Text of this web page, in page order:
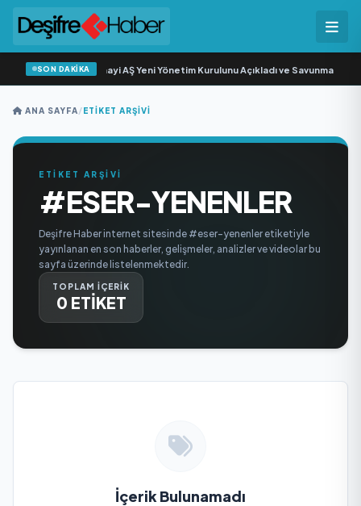
SON DAKİKA
Açıkgöz Savunma Sanayi AŞ Yeni Yönetim Kurulunu Açıkladı ve Savunma
ANA SAYFA/ETIKET ARŞIVI
ETİKET ARŞİVİ
#ESER-YENENLER
Deşifre Haber internet sitesinde #eser-yenenler etiketiyle
yayınlanan en son haberler, gelişmeler, analizler ve videolar bu
sayfa üzerinde listelenmektedir.
TOPLAM İÇERİK
0 ETİKET
İçerik Bulunamadı